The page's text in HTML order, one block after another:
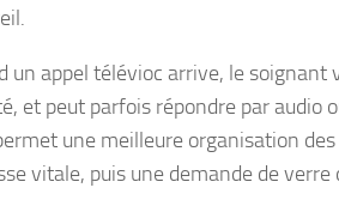
un appel télévioc arrive, le soignant
et peut parfois répondre par audio
une meilleure organisation
vitale, puis une demande de verre